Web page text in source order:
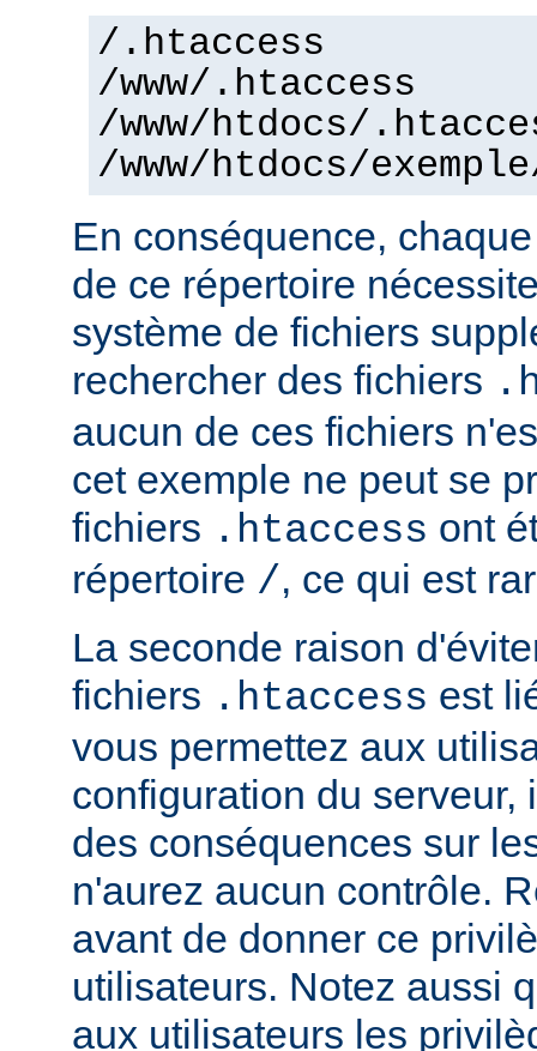
/.htaccess
/www/.htaccess
/www/htdocs/
/www/htdocs/
En conséquence,
de ce répertoire
système de fichiers
rechercher des fichiers
aucun de ces fichiers
cet exemple ne peut se
fichiers .htaccess ont
répertoire /, ce qui est
La seconde raison
fichiers .htaccess est
vous permettez aux
configuration du serveur,
des conséquences sur
n'aurez aucun contrôle.
avant de donner ce
utilisateurs. Notez aussi
aux utilisateurs les